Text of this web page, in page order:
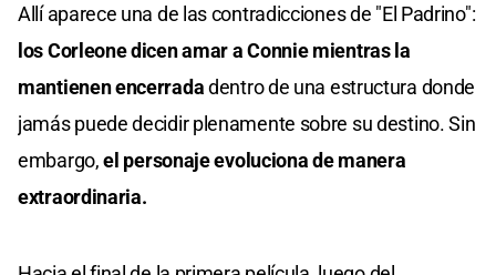
Allí aparece una de las contradicciones de "El Padrino":
los Corleone dicen amar a Connie mientras la
mantienen encerradadentro de una estructura donde
jamás puede decidir plenamente sobre su destino. Sin
embargo,el personaje evoluciona de manera
extraordinaria.